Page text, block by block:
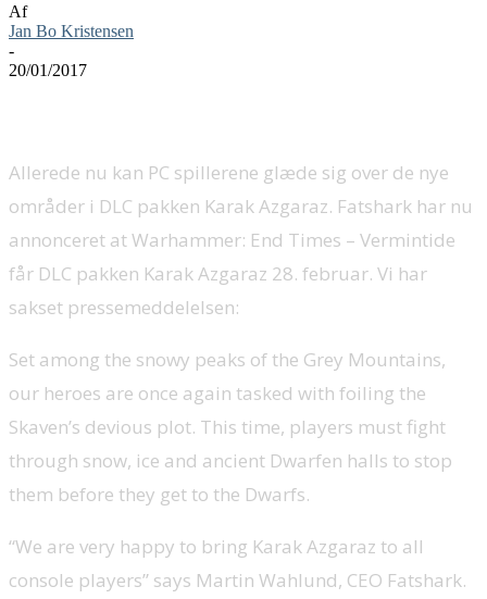
Af
Jan Bo Kristensen
-
20/01/2017
Allerede nu kan PC spillerene glæde sig over de nye
områder i DLC pakken Karak Azgaraz. Fatshark har nu
annonceret at Warhammer: End Times – Vermintide
får DLC pakken Karak Azgaraz 28. februar. Vi har
sakset pressemeddelelsen:
Set among the snowy peaks of the Grey Mountains,
our heroes are once again tasked with foiling the
Skaven’s devious plot. This time, players must fight
through snow, ice and ancient Dwarfen halls to stop
them before they get to the Dwarfs.
“We are very happy to bring Karak Azgaraz to all
console players” says Martin Wahlund, CEO Fatshark.